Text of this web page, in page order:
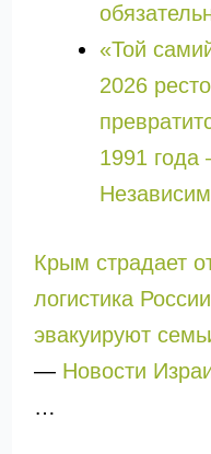
«Той
2026
1991
Крым страдает
логистика
эвакуируют
— Новости
…